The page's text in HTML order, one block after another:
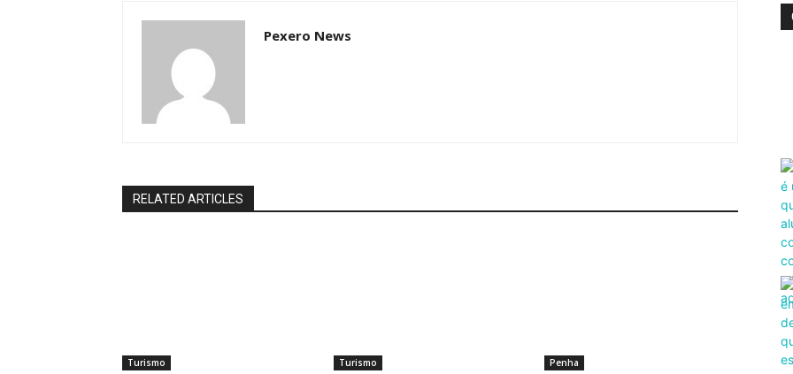
Pexero News
RELATED ARTICLES
Turismo Turismo Penha